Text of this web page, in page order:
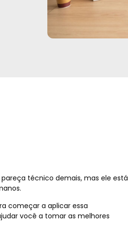
técnico demais, mas ele está
começar a aplicar essa
você a tomar as melhores